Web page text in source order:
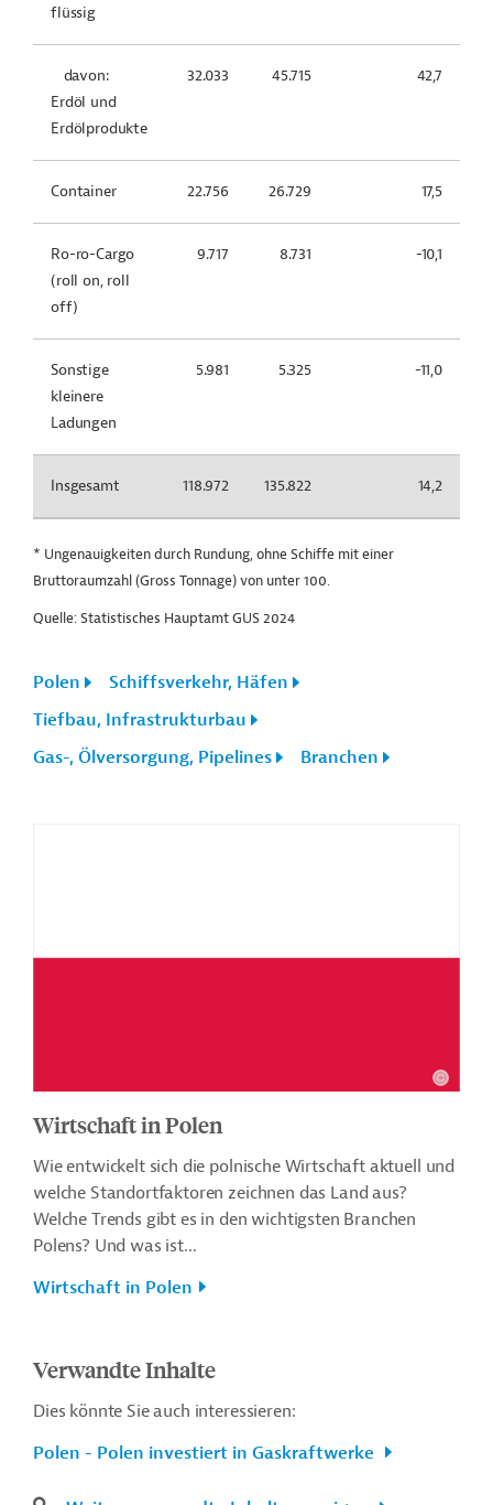
flüssig
davon:
Erdöl und
Erdölprodukte
32.033 45.715 42,7
Container 22.756 26.729 17,5
Ro-ro-Cargo
(roll on, roll
off)
9.717 8.731 -10,1
Sonstige
kleinere
Ladungen
5.981 5.325 -11,0
Insgesamt 118.972 135.822 14,2
* Ungenauigkeiten durch Rundung, ohne Schiffe mit einer
Bruttoraumzahl (Gross Tonnage) von unter 100.
Quelle: Statistisches Hauptamt GUS 2024
Polen
Schiffsverkehr, Häfen
Tiefbau, Infrastrukturbau
Gas-, Ölversorgung, Pipelines
Branchen
Wirtschaft in Polen
Wie entwickelt sich die polnische Wirtschaft aktuell und
welche Standortfaktoren zeichnen das Land aus?
Welche Trends gibt es in den wichtigsten Branchen
Polens? Und was ist...
Wirtschaft in Polen
Verwandte Inhalte
Dies könnte Sie auch interessieren:
Polen - Polen investiert in Gaskraftwerke